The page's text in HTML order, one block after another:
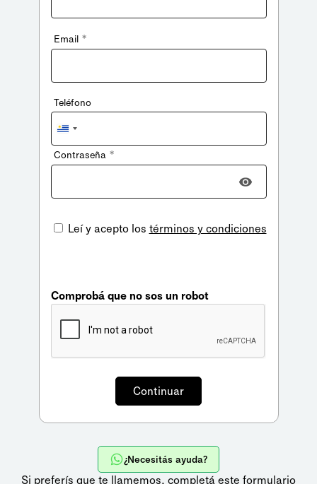
Email *
Teléfono
Uruguay
+598
Contraseña *
Leí y acepto los términos y condiciones
Comprobá que no sos un robot
¿Necesitás ayuda?
Si preferís que te llamemos, completá este formulario